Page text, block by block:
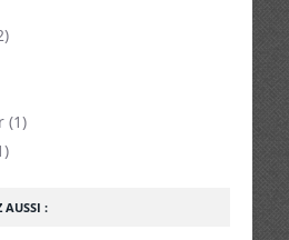
AUSSI :
(1)